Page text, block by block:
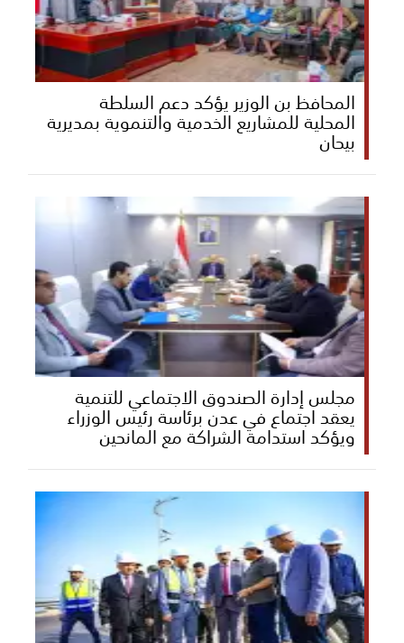
المحافظ بن الوزير يؤكد دعم السلطة
المحلية للمشاريع الخدمية والتنموية بمديرية
بيحان
مجلس إدارة الصندوق الاجتماعي للتنمية
يعقد اجتماع في عدن برئاسة رئيس الوزراء
ويؤكد استدامة الشراكة مع المانحين